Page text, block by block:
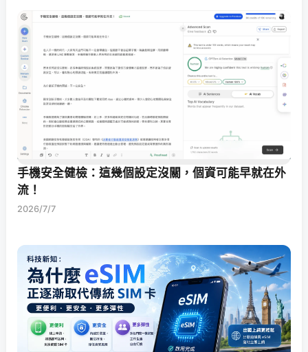
手機安全健檢：這幾個設定沒關，個資可能早就在外
流！
2026/7/7